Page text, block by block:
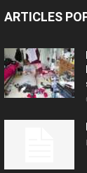
ARTICLES